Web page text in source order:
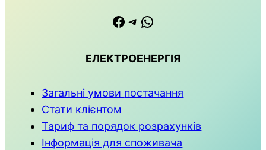
https://www.facebook.com Телеграма WhatsApp
ЕЛЕКТРОЕНЕРГІЯ
Загальні умови постачання
Стати клієнтом
Тариф та порядок розрахунків
Інформація для споживача